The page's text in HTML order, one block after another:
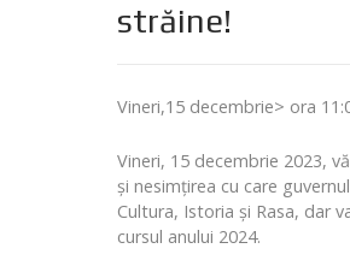
străine!
Vineri,15 decembrie> ora
Vineri, 15 decembrie 2023,
și nesimțirea cu care
Cultura, Istoria și Rasa, dar
cursul anului 2024.